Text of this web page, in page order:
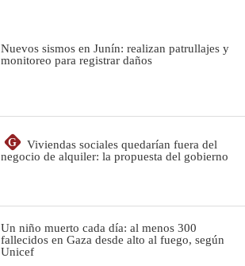
Nuevos sismos en Junín: realizan patrullajes y
monitoreo para registrar daños
G
Viviendas sociales quedarían fuera del
negocio de alquiler: la propuesta del gobierno
Un niño muerto cada día: al menos 300
fallecidos en Gaza desde alto al fuego, según
Unicef